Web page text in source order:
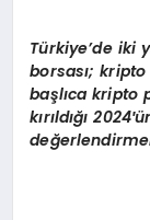
EĞITIM
SIYASET
Türkiye’de iki
borsası;
başlıca kripto
kırıldığı2024′
de